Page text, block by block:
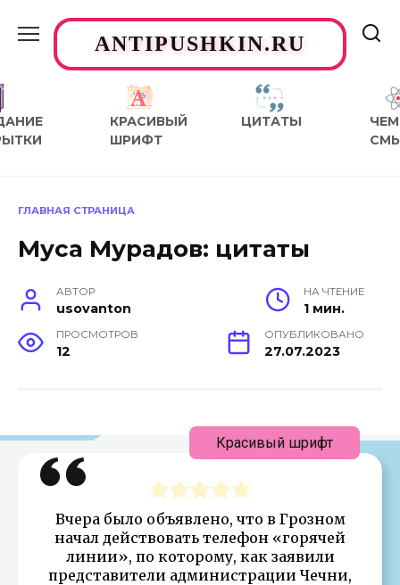
содержаниюANTIPUSHKIN.RU
КРАСИВЫЙ
ШРИФТ
ЦИТАТЫ
ЧЕМ
ГЛАВНАЯ СТРАНИЦА
Муса Мурадов: цитаты
АВТОР
usovanton
НА ЧТЕНИЕ
1 мин.
ПРОСМОТРОВ
12
ОПУБЛИКОВАНО
27.07.2023
Вчера было объявлено, что в Грозном
начал действовать телефон «горячей
линии», по которому, как заявили
представители администрации Чечни,
Красивый шрифт